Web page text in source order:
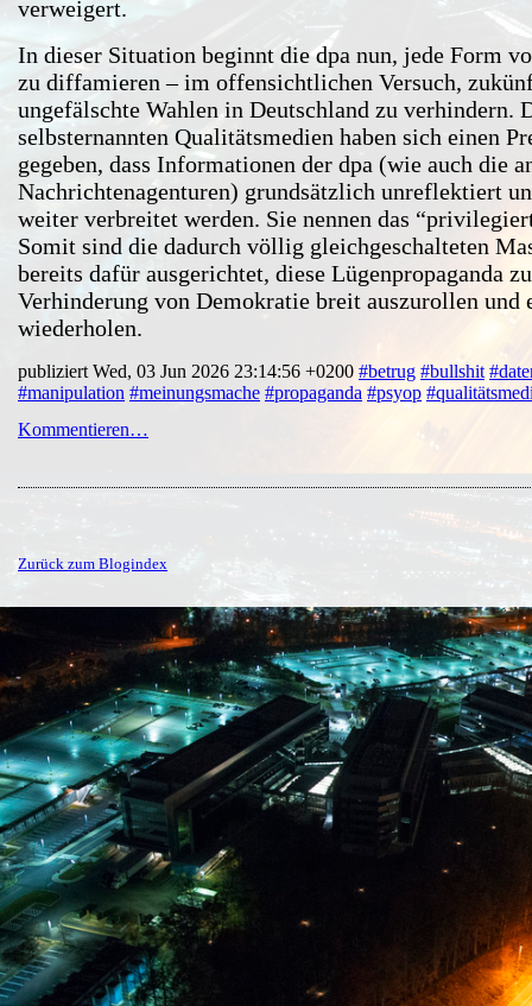
verweigert.
In dieser Situation beginnt die dpa nun, jede Form
zu diffamieren – im offensichtlichen Versuch,
ungefälschte Wahlen in Deutschland zu verhindern.
selbsternannten Qualitätsmedien haben sich einen
gegeben, dass Informationen der dpa (wie auch die
Nachrichtenagenturen) grundsätzlich unreflektiert
weiter verbreitet werden. Sie nennen das
Somit sind die dadurch völlig gleichgeschalteten
bereits dafür ausgerichtet, diese Lügenpropaganda
Verhinderung von Demokratie breit auszurollen und
wiederholen.
publiziert Wed, 03 Jun 2026 23:14:56 +0200 #betrug #bullshit
#manipulation #meinungsmache #propaganda #psyop
Kommentieren…
Zurück zum Blogindex